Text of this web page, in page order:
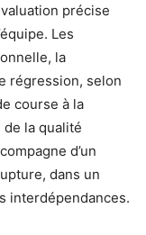
précise
Les
la
régression, selon
course à la
la qualité
d’un
dans un
interdépendances.